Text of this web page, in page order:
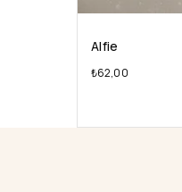
Alfie
₺62,00